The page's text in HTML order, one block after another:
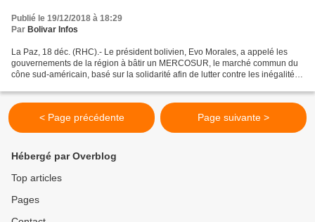
Publié le 19/12/2018 à 18:29
Par Bolivar Infos
La Paz, 18 déc. (RHC).- Le président bolivien, Evo Morales, a appelé les
gouvernements de la région à bâtir un MERCOSUR, le marché commun du
cône sud-américain, basé sur la solidarité afin de lutter contre les inégalités
< Page précédente Page suivante >
Hébergé par Overblog
Top articles
Pages